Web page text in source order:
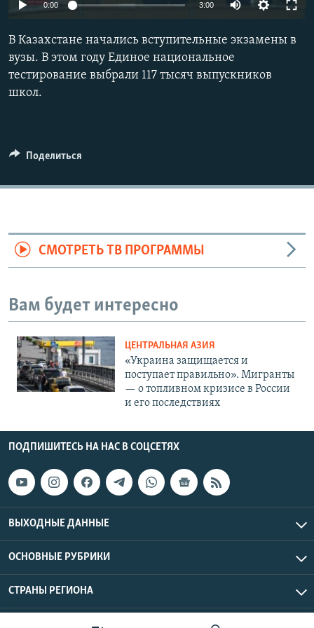
0:00 3:00
В Казахстане начались вступительные экзамены в
вузы. В этом году Единое национальное
тестирование выбрали 117 тысяч выпускников
школ.
Поделиться
СМОТРЕТЬ ТВ ПРОГРАММЫ
Вам будет интересно
ЦЕНТРАЛЬНАЯ АЗИЯ
«Украина защищается и
поступает правильно». Мигранты
— о топливном кризисе в России
и его последствиях
ПОДПИШИТЕСЬ НА НАС В СОЦСЕТЯХ
ВЫХОДНЫЕ ДАННЫЕ
ОСНОВНЫЕ РУБРИКИ
СТРАНЫ РЕГИОНА